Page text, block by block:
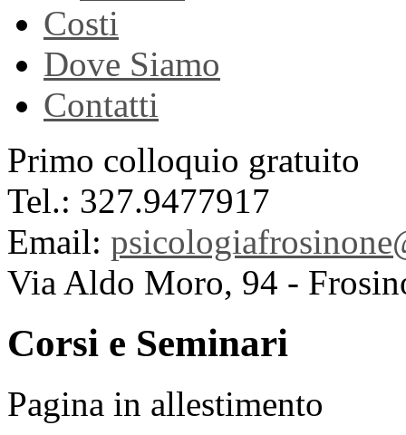
Costi
Dove Siamo
Contatti
Primo colloquio gratuito
Tel.: 327.9477917
Email:
Via Aldo Moro, 94 -
Corsi e Seminari
Pagina in allestimento